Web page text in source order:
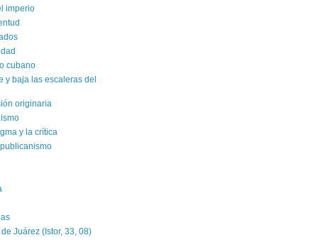
imperio
cubano
y baja las escaleras del
originaria
y la crítica
Juárez (Istor, 33, 08)